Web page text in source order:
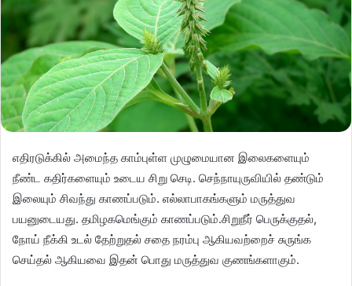
எதிரடுக்கில் அமைந்த காம்புள்ள முழுமையான இலைகளையும்
நீண்ட கதிர்களையும் உடைய சிறு செடி. செந்நாயுருவியில் தண்டும்
இலையும் சிவந்து காணப்படும். எல்லாபாகங்களும் மருத்துவ
பயனுடையது. தமிழகமெங்கும் காணப்படும்.சிறுநீர் பெருக்குதல்,
நோய் நீக்கி உடல் தேற்றுதல் சதை நரம்பு ஆகியவற்றைச் சுருங்க
செய்தல் ஆகியவை இதன் பொது மருத்துவ குணங்களாகும்.